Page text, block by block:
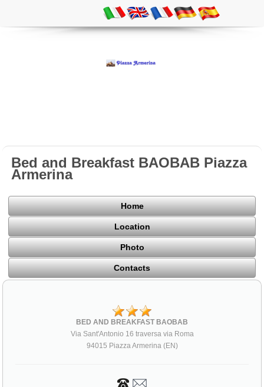
Bed and Breakfast BAOBAB Piazza
Armerina
Home
Location
Photo
Contacts
BED AND BREAKFAST BAOBAB
Via Sant'Antonio 16 traversa via Roma
94015 Piazza Armerina (EN)